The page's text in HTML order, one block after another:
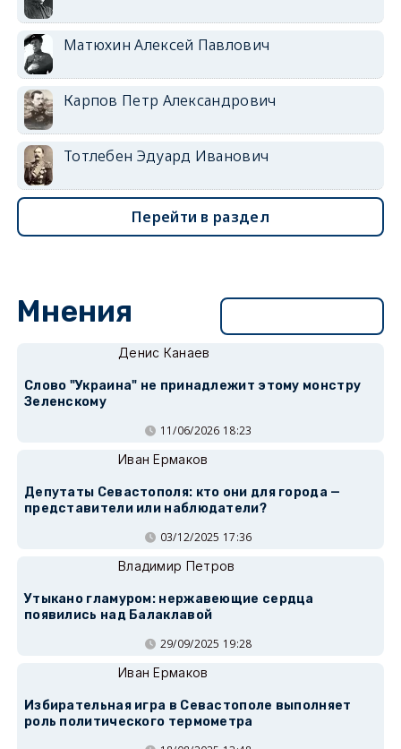
Матюхин Алексей Павлович
Карпов Петр Александрович
Тотлебен Эдуард Иванович
Перейти в раздел
Мнения
Денис Канаев
Слово "Украина" не принадлежит этому монстру
Зеленскому
11/06/2026 18:23
Иван Ермаков
Депутаты Севастополя: кто они для города —
представители или наблюдатели?
03/12/2025 17:36
Владимир Петров
Утыкано гламуром: нержавеющие сердца
появились над Балаклавой
29/09/2025 19:28
Иван Ермаков
Избирательная игра в Севастополе выполняет
роль политического термометра